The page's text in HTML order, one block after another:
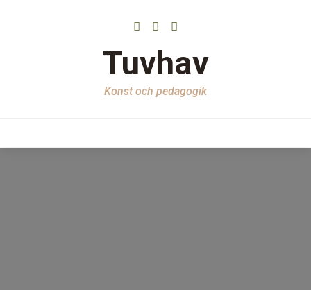
Tuvhav
Konst och pedagogik